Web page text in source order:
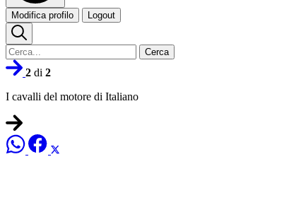
Modifica profilo Logout
Cerca
2 di 2
I cavalli del motore di Italiano